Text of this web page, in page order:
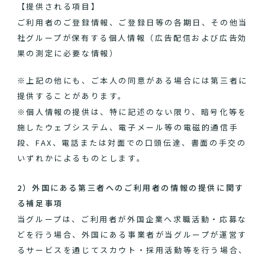
【提供される項目】
ご利用者のご登録情報、ご登録日等の各期日、その他当
社グループが保有する個人情報（広告配信および広告効
果の測定に必要な情報）
※上記の他にも、ご本人の同意がある場合には第三者に
提供することがあります。
※個人情報の提供は、特に記述のない限り、暗号化等を
施したウェブシステム、電子メール等の電磁的通信手
段、FAX、電話または対面での口頭伝達、書面の手交の
いずれかによるものとします。
2）外国にある第三者へのご利用者の情報の提供に関す
る補足事項
当グループは、ご利用者が外国企業へ求職活動・応募な
どを行う場合、外国にある事業者が当グループが運営す
るサービスを通じてスカウト・採用活動等を行う場合、